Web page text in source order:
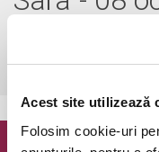
Acest site utilizează
Folosim cookie-uri
Brasov, Teatrul